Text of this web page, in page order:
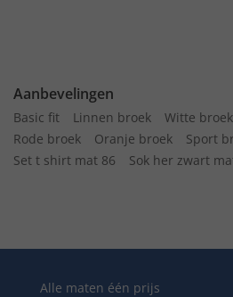
Aanbevelingen
Basic fit Linnen broek Witte broek
Rode broek
Oranje broek Sport
Set t shirt mat 86
Sok her zwart
Alle maten één prijs